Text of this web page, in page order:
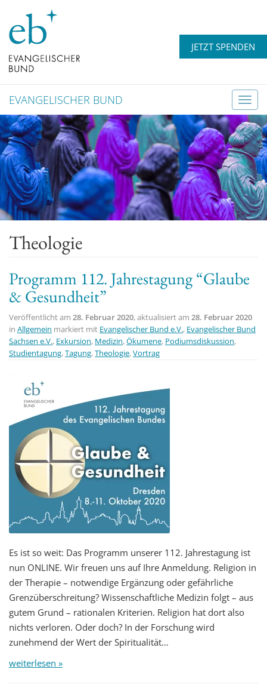
JETZT SPENDEN
T
o
g
g
l
e
n
a
v
t
n
EVANGELISCHER BUND
Theologie
Programm 112. Jahrestagung “Glaube
& Gesundheit”
Veröffentlicht am 28. Februar 2020, aktualisiert am 28. Februar 2020
in Allgemein markiert mit Evangelischer Bund e.V., Evangelischer Bund
Sachsen e.V., Exkursion, Medizin,Ökumene, Podiumsdiskussion,
Studientagung,Tagung,Theologie,Vortrag
Es ist so weit: Das Programm unserer 112. Jahrestagung ist
nun ONLINE. Wir freuen uns auf Ihre Anmeldung. Religion in
der Therapie – notwendige Ergänzung oder gefährliche
Grenzüberschreitung? Wissenschaftliche Medizin folgt – aus
gutem Grund – rationalen Kriterien. Religion hat dort also
nichts verloren. Oder doch? In der Forschung wird
zunehmend der Wert der Spiritualität…
weiterlesen »